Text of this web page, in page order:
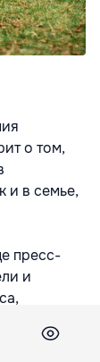
о том,
и в семье,
пресс-
и
и